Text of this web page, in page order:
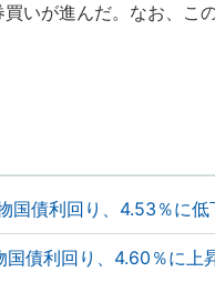
いが進んだ。なお、こ
国債利回り、4.53％に低
国債利回り、4.60％に上